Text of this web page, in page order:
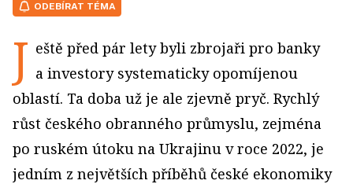
ODEBÍRAT TÉMA
J eště před pár lety byli zbrojaři pro banky
a investory systematicky opomíjenou
oblastí. Ta doba už je ale zjevně pryč. Rychlý
růst českého obranného průmyslu, zejména
po ruském útoku na Ukrajinu v roce 2022, je
jedním z největších příběhů české ekonomiky